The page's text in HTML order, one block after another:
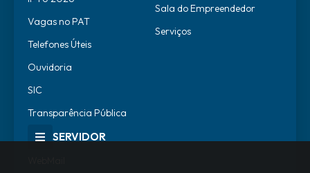
Vagas no PAT
Telefones Úteis
Ouvidoria
SIC
Transparência Pública
Sala do Empreendedor
Serviços
SERVIDOR